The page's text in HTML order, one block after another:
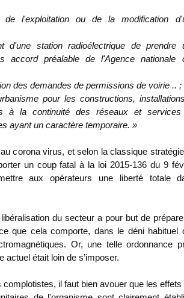
de l'exploitation ou de la modification
d'une station radioélectrique de prendre
accord préalable de l'Agence nationale
des demandes de permissions de voirie .. ;
pour les constructions,
à la continuité des réseaux et
ayant un caractère temporaire. »
corona virus, et selon la classique
un coup fatal à la loi 2015-136 du 9
aux opérateurs une liberté totale
du secteur a pour but de
que cela comporte, dans le déni habituel
Or, une telle ordonnance
actuel était loin de s’imposer.
il faut bien avouer que les effets